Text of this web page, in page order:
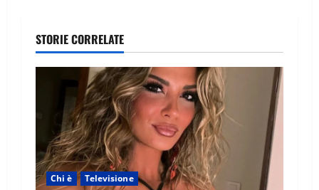
STORIE CORRELATE
Chi è Televisione